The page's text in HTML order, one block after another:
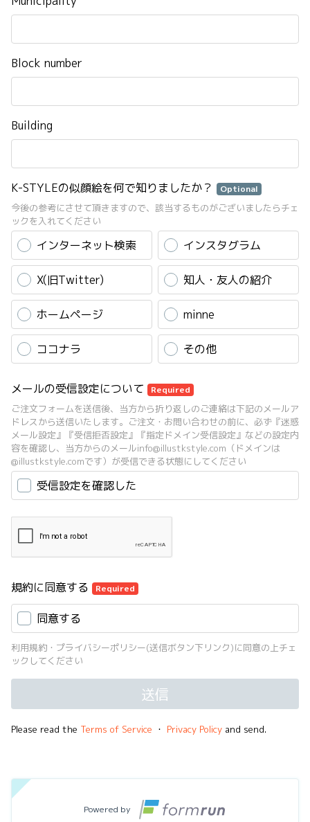
Block number
Building
K-STYLEの似顔絵を何で知りましたか？ Optional
今後の参考にさせて頂きますので、該当するものがございましたらチェ
ックを入れてください
インターネット検索 インスタグラム
X(旧Twitter) 知人・友人の紹介
ホームページ minne
ココナラ その他
メールの受信設定について Required
ご注文フォームを送信後、当方から折り返しのご連絡は下記のメールア
ドレスから送信いたします。ご注文・お問い合わせの前に、必ず『迷惑
メール設定』『受信拒否設定』『指定ドメイン受信設定』などの設定内
容を確認し、当方からのメールinfo@illustkstyle.com（ドメインは
@illustkstyle.comです）が受信できる状態にしてください
受信設定を確認した
規約に同意する Required
同意する
利用規約・プライバシーポリシー(送信ボタン下リンク)に同意の上チェ
ックしてください
送信
Please read the Terms of Service ・ Privacy Policy and send.
Powered by